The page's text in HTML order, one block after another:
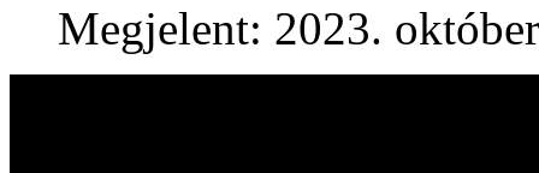
Megjelent: 2023.